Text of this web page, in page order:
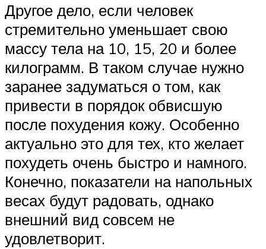
Другое дело, если человек
стремительно уменьшает свою
массу тела на 10, 15, 20 и более
килограмм. В таком случае нужно
заранее задуматься о том, как
привести в порядок обвисшую
после похудения кожу. Особенно
актуально это для тех, кто желает
похудеть очень быстро и намного.
Конечно, показатели на напольных
весах будут радовать, однако
внешний вид совсем не
удовлетворит.